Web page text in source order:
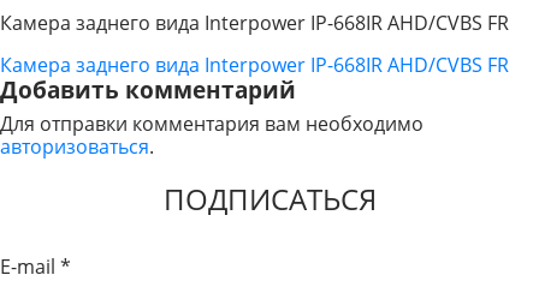
Камера заднего вида Interpower IP-668IR AHD/CVBS FR
НАВИГАЦИЯ
ПО
ЗАПИСЯМ
Камера заднего вида Interpower IP-668IR AHD/CVBS FR
Добавить комментарий
Для отправки комментария вам необходимо
авторизоваться.
ПОДПИСАТЬСЯ
E-mail *